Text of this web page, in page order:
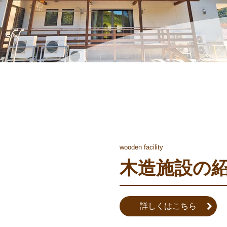
wooden facility
木造施設の
詳しくはこちら